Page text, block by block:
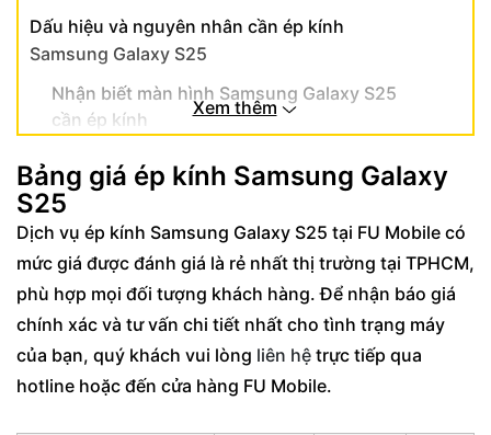
Dấu hiệu và nguyên nhân cần ép kính
Samsung Galaxy S25
Nhận biết màn hình Samsung Galaxy S25
cần ép kính
điện thoại
Quy trình ép kính Samsung Galaxy S25
chuyên nghiệp tại FU Mobile
Các bước thực hiện ép kính Samsung
Galaxy S25 tiêu chuẩn
Công nghệ sử dụng trong quá trình ép kính
S25 tại FU Mobile
Xem thêm
Bảng giá ép kính Samsung Galaxy
S25
Dịch vụ ép kính Samsung Galaxy S25 tại FU Mobile có
mức giá được đánh giá là rẻ nhất thị trường tại TPHCM,
phù hợp mọi đối tượng khách hàng. Để nhận báo giá
chính xác và tư vấn chi tiết nhất cho tình trạng máy
của bạn, quý khách vui lòng liên hệ trực tiếp qua
hotline hoặc đến cửa hàng FU Mobile.